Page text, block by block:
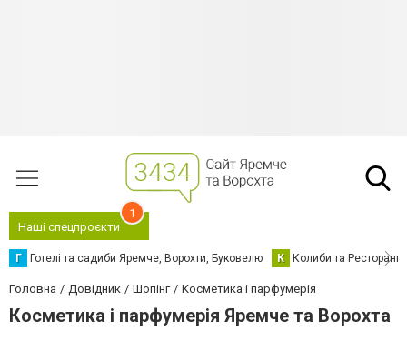
Наші спецпроєкти
1
Г Готелі та садиби Яремче, Ворохти, Буковелю К Колиби та Ресторани
Головна Довідник Шопінг Косметика і парфумерія
Косметика і парфумерія Яремче та Ворохта